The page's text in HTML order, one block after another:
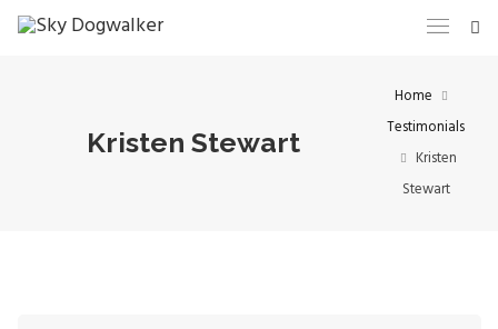
Kristen Stewart
Home
Testimonials
Kristen
Stewart